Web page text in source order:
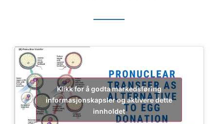
Klikk for å godta markedsføring
informasjonskapsler og aktivere dette
innholdet